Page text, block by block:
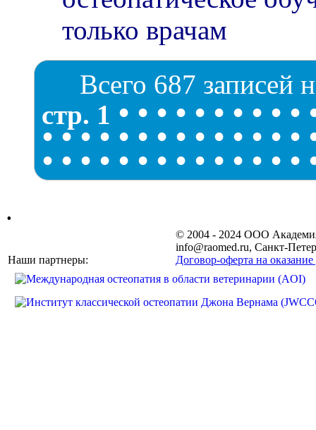
только врачам
Всего 687 записей
стр. 1 • • • • • • • • • •
•• • • • • • • • • • • • •
• • • • • • • • • • • • • •
.
Наши партнеры:
© 2004 - 2024 ООО
info@raomed.ru, Санкт-
Договор-оферта на оказание